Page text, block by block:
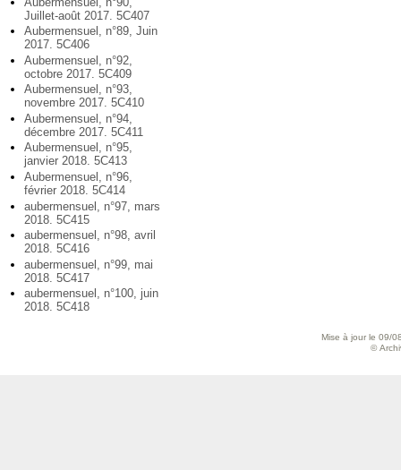
Juillet-août 2017. 5C407
Aubermensuel, n°89, Juin
2017. 5C406
Aubermensuel, n°92,
octobre 2017. 5C409
Aubermensuel, n°93,
novembre 2017. 5C410
Aubermensuel, n°94,
décembre 2017. 5C411
Aubermensuel, n°95,
janvier 2018. 5C413
Aubermensuel, n°96,
février 2018. 5C414
aubermensuel, n°97, mars
2018. 5C415
aubermensuel, n°98, avril
2018. 5C416
aubermensuel, n°99, mai
2018. 5C417
aubermensuel, n°100, juin
2018. 5C418
Mise à jour le 09/
©